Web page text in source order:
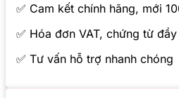
✅ Cam kết chính hãng, mới
✅ Hóa đơn VAT, chứng từ
✅ Tư vấn hỗ trợ nhanh chóng